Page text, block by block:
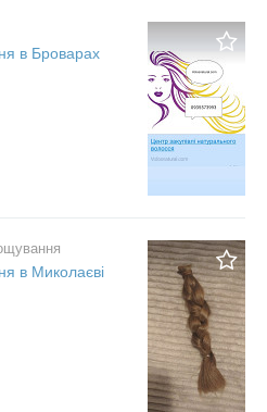
в Броварах
в Миколаєві